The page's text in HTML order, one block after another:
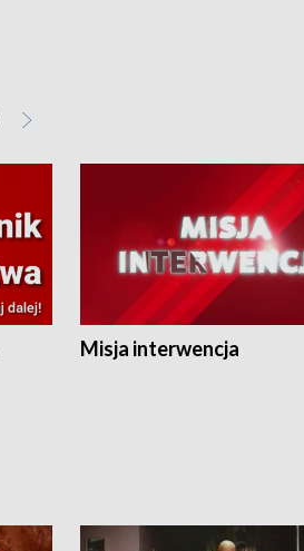
Misja interwencja